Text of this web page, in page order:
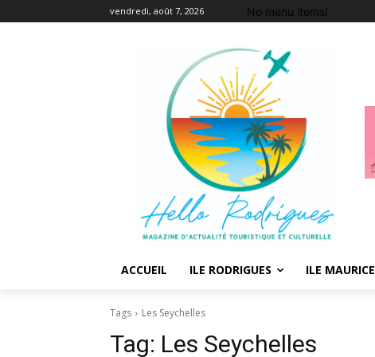
vendredi, août 7, 2026 No menu items!
ACCUEIL ILE RODRIGUES ILE MAURICE
Tags Les Seychelles
Tag: Les Seychelles